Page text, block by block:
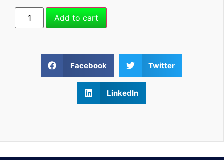
Add to cart
Facebook Twitter
LinkedIn